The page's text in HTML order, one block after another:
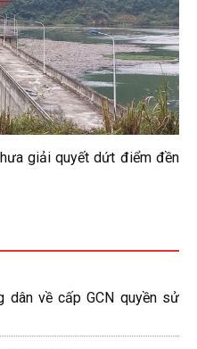
giải quyết dứt điểm đền
dân về cấp GCN quyền sử